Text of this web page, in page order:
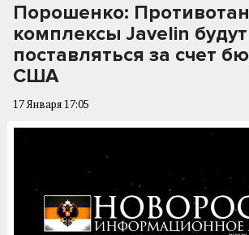
Порошенко:
комплексы Javelin будут
поставляться за счет
США
17 Января 17:05